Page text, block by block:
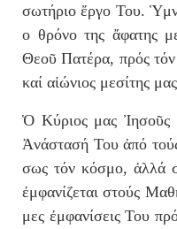
σω­τή­ρι­οἔρ­γο Του.
ο θρό­νο της ἄ­φα­της
Θε­οῦ Πα­τέ­ρα, πρός
καί αἰ­ώ­νι­ος με­σί­της
Ὁ Κύ­ρι­ος μαςἸ­η­σοῦς
Ἀ­νά­στα­σή Τουἀ­πό
σως τόν κό­σμο, ἀλ­λά
ἐμ­φα­νί­ζε­ταιστούς
μες ἐμ­φα­νί­σεις Του